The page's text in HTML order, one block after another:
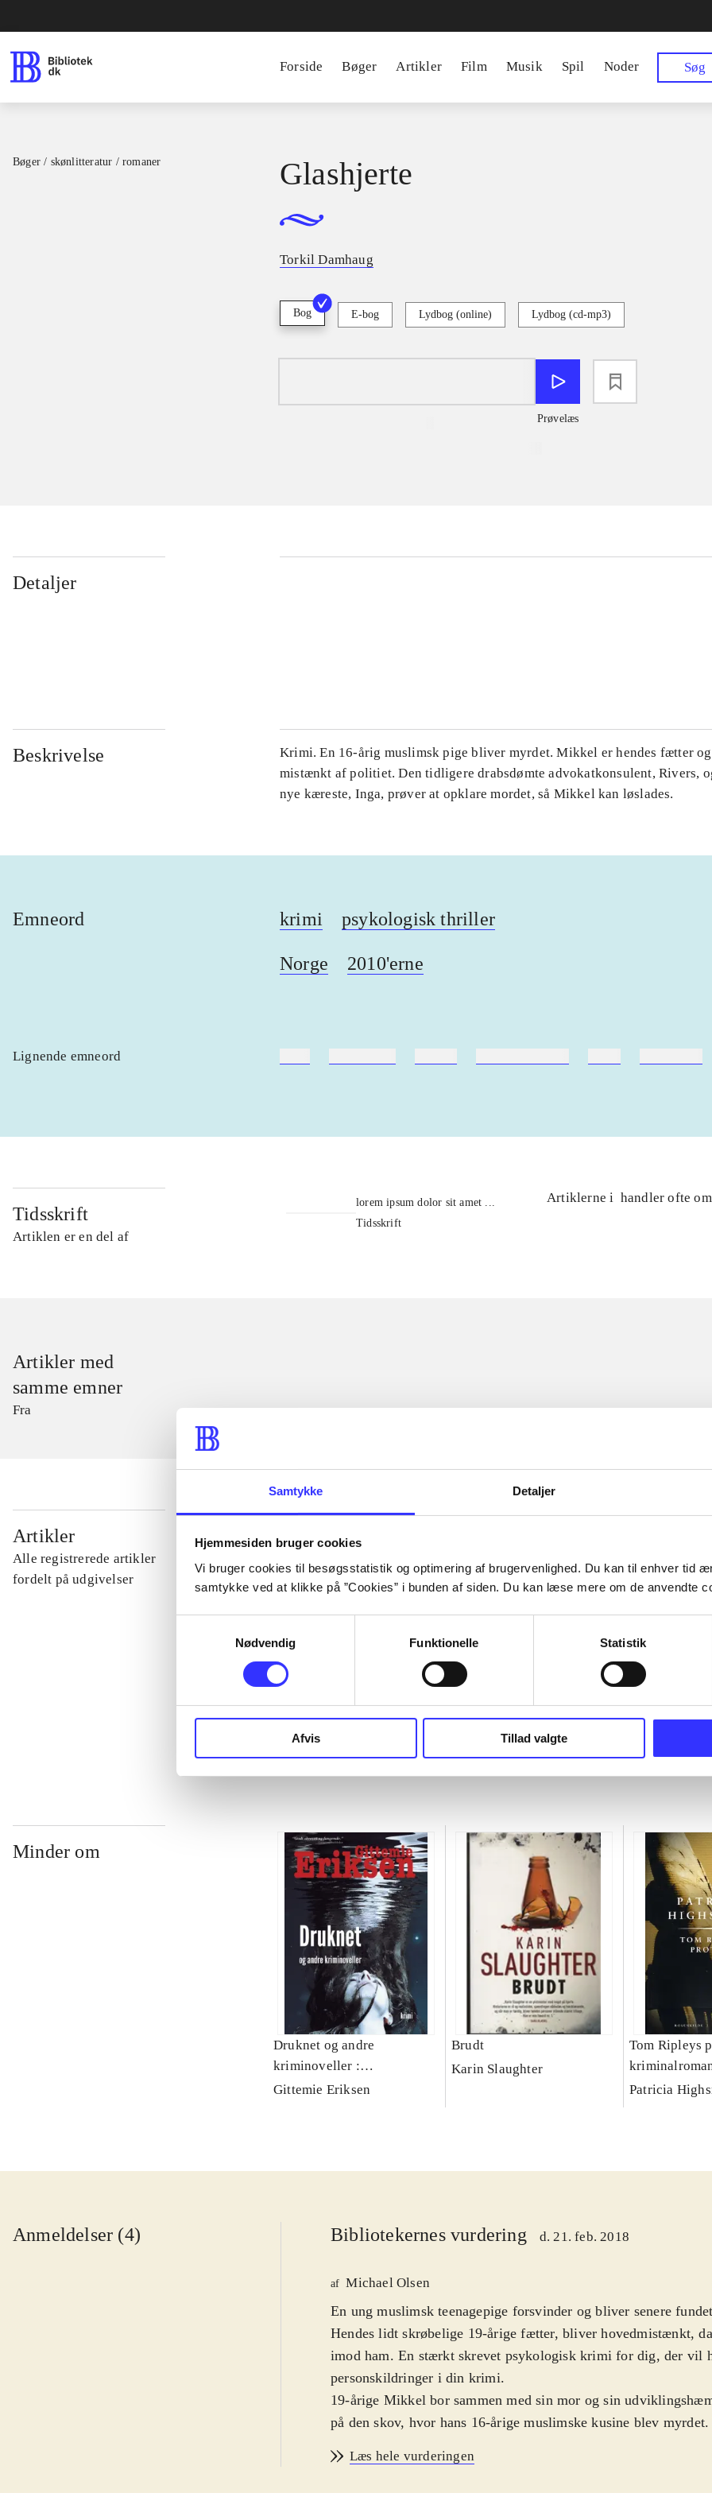
Samtykke Detaljer
Hjemmesiden bruger cookies
Vi bruger cookies til besøgsstatistik og optimering af brugervenlighed. Du kan til enhver tid
samtykke ved at klikke på ”Cookies” i bunden af siden. Du kan læse mere om de anvendte
Nødvendig
Funktionelle Statistik
Afvis Tillad valgte
Forside Bøger Artikler Film Musik Spil Noder Søg
Bøger / skønlitteratur / romaner Glashjerte
Torkil Damhaug
Bog E-bog Lydbog (online) Lydbog (cd-mp3)
Prøvelæs
Detaljer
Beskrivelse
Krimi. En 16-årig muslimsk pige bliver myrdet. Mikkel er hendes fætter
mistænkt af politiet. Den tidligere drabsdømte advokatkonsulent, Rivers,
nye kæreste, Inga, prøver at opklare mordet, så Mikkel kan løslades.
Emneord krimi psykologisk thriller
Norge 2010'erne
Lignende emneord
Tidsskrift
Artiklen er en del af
lorem ipsum dolor sit amet ...
Tidsskrift
Artiklerne i handler ofte om
Artikler med
samme emner
Fra
Artikler
Alle registrerede artikler
fordelt på udgivelser
...
...
Minder om
Druknet og andre
kriminoveller :
novellesamling
Gittemie Eriksen
Brudt
Karin Slaughter
Tom Ripleys
Patricia
Anmeldelser (4) Bibliotekernes vurdering d. 21. feb. 2018
af Michael Olsen
En ung muslimsk teenagepige forsvinder og bliver senere
Hendes lidt skrøbelige 19-årige fætter, bliver hovedmistænkt,
imod ham. En stærkt skrevet psykologisk krimi for dig, der vil
personskildringer i din krimi.
19-årige Mikkel bor sammen med sin mor og sin
på den skov, hvor hans 16-årige muslimske kusine blev
hjem. Hans bror overværede mordet, men kan ikke fortælle,
Læs hele vurderingen